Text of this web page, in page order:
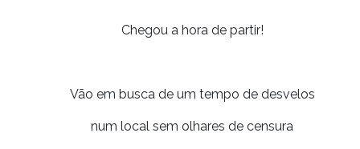
Chegou a hora de partir!
Vão em busca de um tempo de desvelos
num local sem olhares de censura